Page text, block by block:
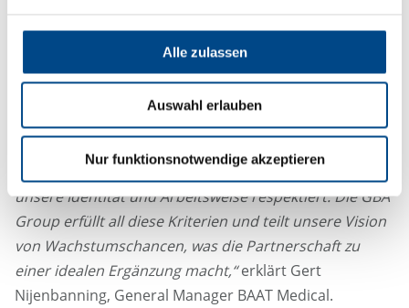
Alle zulassen
Auswahl erlauben
Nur funktionsnotwendige akzeptieren
Produktlebenszyklus mit Lösungsangeboten und
regulatorischer Expertise unterstützen.“
„Für BAAT Medical war es entscheidend, einen Partner
zu finden, der nicht nur ein komplementäres Netzwerk
Präsenz außerhalb Europas mitbringt, sondern auch
unsere Identität und Arbeitsweise respektiert. Die GBA
Group erfüllt all diese Kriterien und teilt unsere Vision
von Wachstumschancen, was die Partnerschaft zu
einer idealen Ergänzung macht,“erklärt Gert
Nijenbanning, General Manager BAAT Medical.